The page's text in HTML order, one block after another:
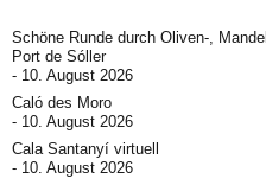
Schöne Runde durch Oliven-,
Port de Sóller
10. August 2026
Caló des Moro
10. August 2026
Cala Santanyí virtuell
10. August 2026